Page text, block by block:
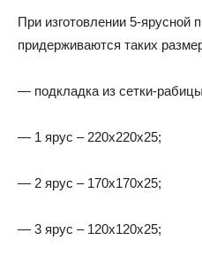
При изготовлении 5-ярусной
придерживаются таких
— подкладка из сетки-
— 1 ярус – 220х220х25;
— 2 ярус – 170х170х25;
— 3 ярус – 120х120х25;